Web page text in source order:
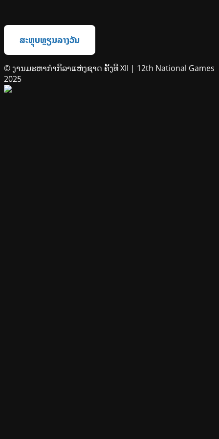
ສະຫຼຸບຫຼຽນລາງວັນ
© ງານມະຫາກຳກິລາແຫ່ງຊາດ ຄັ້ງທີ XII | 12th National Games
2025